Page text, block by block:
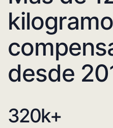
desde
320k+